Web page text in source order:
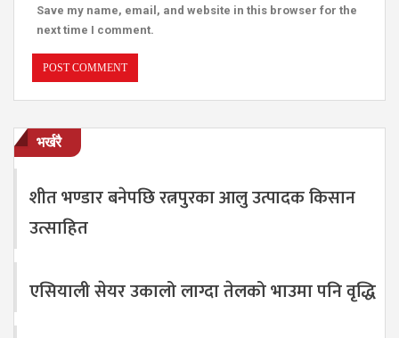
Save my name, email, and website in this browser for the
next time I comment.
भर्खरै
शीत भण्डार बनेपछि रत्नपुरका आलु उत्पादक किसान
उत्साहित
एसियाली सेयर उकालो लाग्दा तेलको भाउमा पनि वृद्धि